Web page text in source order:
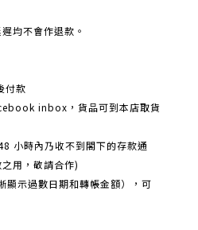
均不會作退款。
付款
inbox，貨品可到本店取貨
小時內乃收不到閣下的存款通
用，敬請合作)
顯示過數日期和轉帳金額），可